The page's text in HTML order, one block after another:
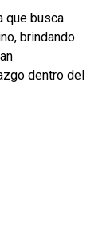
que busca
brindando
dentro del